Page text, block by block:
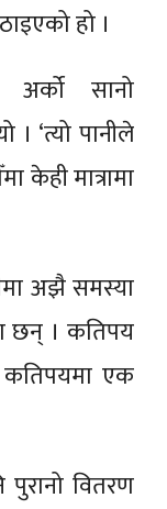
हो ।
अर्को सानो
। ‘त्यो पानीले
केही मात्रामा
अझै समस्या
छन् । कतिपय
कतिपयमा एक
वितरण